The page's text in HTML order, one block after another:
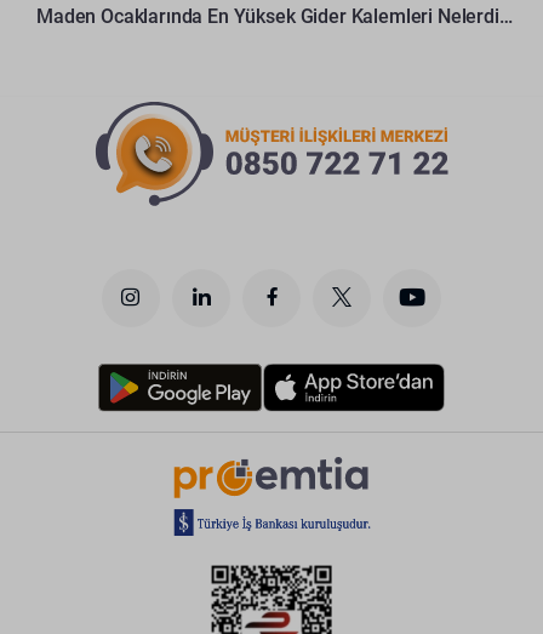
Maden Ocaklarında En Yüksek Gider Kalemleri Nelerdir?